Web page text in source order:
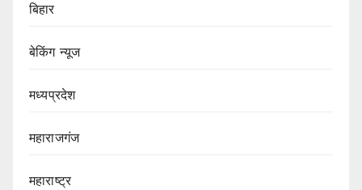
बिहार
बेकिंग न्यूज
मध्यप्रदेश
महाराजगंज
महाराष्ट्र